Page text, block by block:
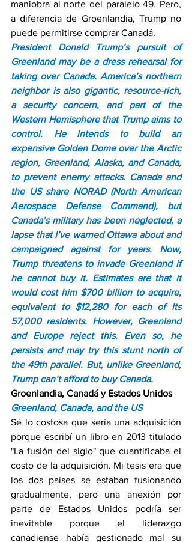
maniobra al norte del paralelo 49. Pero,
a diferencia de Groenlandia, Trump no
puede permitirse comprar Canadá.
President Donald Trump’s pursuit of
Greenland may be a dress rehearsal for
taking over Canada. America’s northern
neighbor is also gigantic, resource-rich,
a security concern, and part of the
Western Hemisphere that Trump aims to
control. He intends to build an
expensive Golden Dome over the Arctic
region, Greenland, Alaska, and Canada,
to prevent enemy attacks. Canada and
the US share NORAD (North American
Aerospace Defense Command), but
Canada’s military has been neglected, a
lapse that I’ve warned Ottawa about and
campaigned against for years. Now,
Trump threatens to invade Greenland if
he cannot buy it. Estimates are that it
would cost him $700 billion to acquire,
equivalent to $12,280 for each of its
57,000 residents. However, Greenland
and Europe reject this. Even so, he
persists and may try this stunt north of
the 49th parallel. But, unlike Greenland,
Trump can’t afford to buy Canada.
Groenlandia, Canadá y Estados Unidos
Greenland, Canada, and the US
Sé lo costosa que sería una adquisición
porque escribí un libro en 2013 titulado
"La fusión del siglo" que cuantificaba el
costo de la adquisición. Mi tesis era que
los dos países se estaban fusionando
gradualmente, pero una anexión por
parte de Estados Unidos podría ser
inevitable porque el liderazgo
canadiense había gestionado mal su